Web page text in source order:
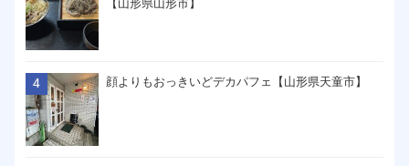
【山形県山形市】
顔よりもおっきいどデカパフェ【山形県天童市】